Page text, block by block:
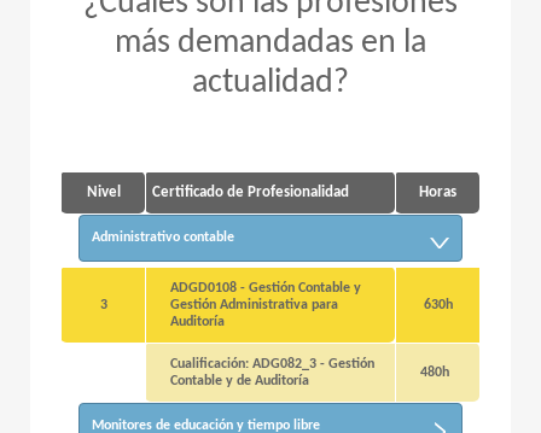
más demandadas en la
actualidad?
Nivel Certificado de Profesionalidad Horas
Administrativo contable
3
ADGD0108 - Gestión Contable y
Gestión Administrativa para
Auditoría
630h
Cualificación: ADG082_3 - Gestión
Contable y de Auditoría
480h
Monitores de educación y tiempo libre